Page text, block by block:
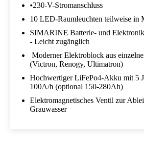
•230-V-Stromanschluss
10 LED-Raumleuchten teilweise in
SIMARINE Batterie- und
- Leicht zugänglich
Moderner Elektroblock aus
(Victron, Renogy, Ultimatron)
Hochwertiger LiFePo4-Akku mit 5
100A/h (optional 150-280Ah)
Elektromagnetisches Ventil zur
Grauwasser